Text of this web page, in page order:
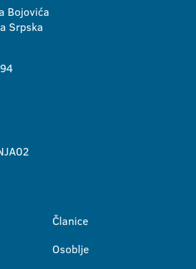
Bojovića
Srpska
Članice
Osoblje